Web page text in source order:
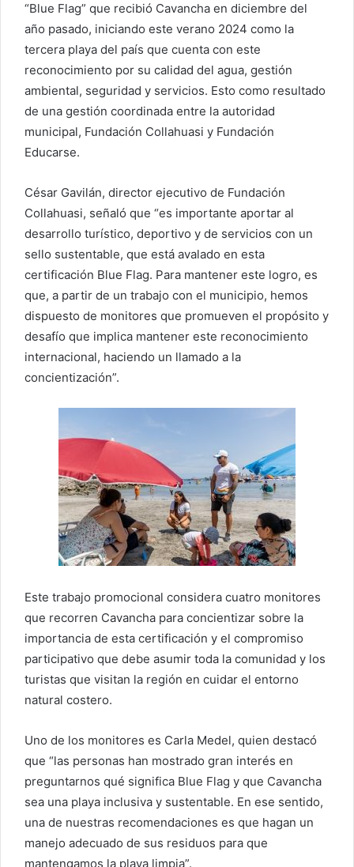
“Blue Flag” que recibió Cavancha en diciembre del
año pasado, iniciando este verano 2024 como la
tercera playa del país que cuenta con este
reconocimiento por su calidad del agua, gestión
ambiental, seguridad y servicios. Esto como resultado
de una gestión coordinada entre la autoridad
municipal, Fundación Collahuasi y Fundación
Educarse.
César Gavilán, director ejecutivo de Fundación
Collahuasi, señaló que “es importante aportar al
desarrollo turístico, deportivo y de servicios con un
sello sustentable, que está avalado en esta
certificación Blue Flag. Para mantener este logro, es
que, a partir de un trabajo con el municipio, hemos
dispuesto de monitores que promueven el propósito y
desafío que implica mantener este reconocimiento
internacional, haciendo un llamado a la
concientización”.
Este trabajo promocional considera cuatro monitores
que recorren Cavancha para concientizar sobre la
importancia de esta certificación y el compromiso
participativo que debe asumir toda la comunidad y los
turistas que visitan la región en cuidar el entorno
natural costero.
Uno de los monitores es Carla Medel, quien destacó
que “las personas han mostrado gran interés en
preguntarnos qué significa Blue Flag y que Cavancha
sea una playa inclusiva y sustentable. En ese sentido,
una de nuestras recomendaciones es que hagan un
manejo adecuado de sus residuos para que
mantengamos la playa limpia”.